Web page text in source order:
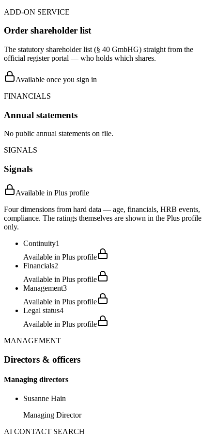
ADD-ON SERVICE
Order shareholder list
The statutory shareholder list (§ 40 GmbHG) straight from the
official register portal — who holds which shares.
Available once you sign in
FINANCIALS
Annual statements
No public annual statements on file.
SIGNALS
Signals
Available in Plus profile
Four dimensions from hard data — age, financials, HRB events,
compliance. The ratings themselves are shown in the Plus profile
only.
Continuity1
Available in Plus profile
Financials2
Available in Plus profile
Management3
Available in Plus profile
Legal status4
Available in Plus profile
MANAGEMENT
Directors & officers
Managing directors
Susanne Hain
Managing Director
AI CONTACT SEARCH